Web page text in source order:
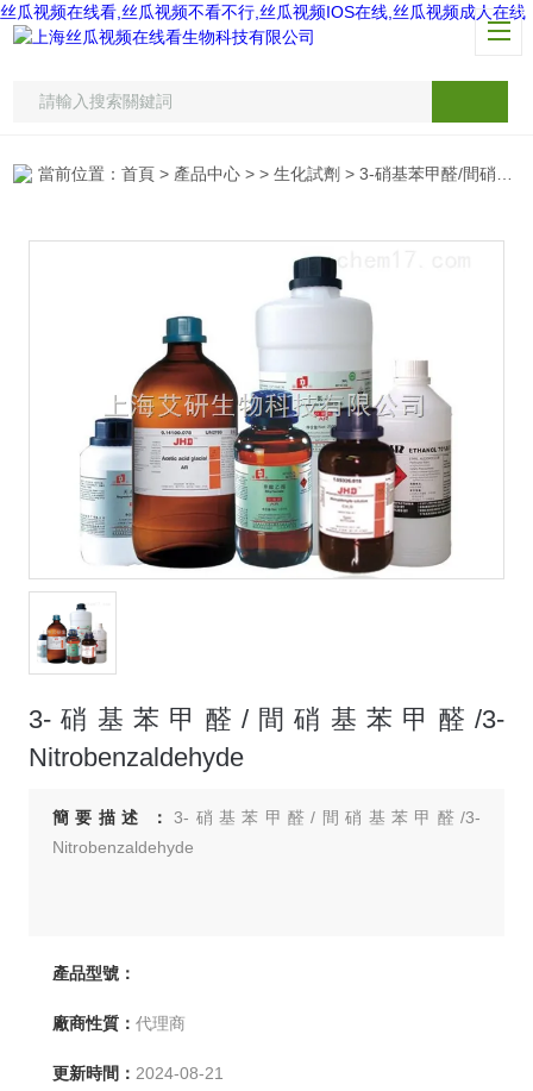
丝瓜视频在线看,丝瓜视频不看不行,丝瓜视频IOS在线,丝瓜视频成人在线
當前位置：首頁 > 產品中心 > >生化試劑 > 3-硝基苯甲醛/間硝基苯甲醛/3-Nitrobenzaldehyde
3-硝基苯甲醛/間硝基苯甲醛/3-
Nitrobenzaldehyde
簡要描述：3-硝基苯甲醛/間硝基苯甲醛/3-
Nitrobenzaldehyde
產品型號：
廠商性質： 代理商
更新時間： 2024-08-21